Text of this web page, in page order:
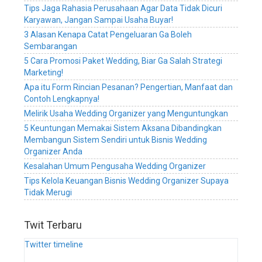
Tips Jaga Rahasia Perusahaan Agar Data Tidak Dicuri
Karyawan, Jangan Sampai Usaha Buyar!
3 Alasan Kenapa Catat Pengeluaran Ga Boleh
Sembarangan
5 Cara Promosi Paket Wedding, Biar Ga Salah Strategi
Marketing!
Apa itu Form Rincian Pesanan? Pengertian, Manfaat dan
Contoh Lengkapnya!
Melirik Usaha Wedding Organizer yang Menguntungkan
5 Keuntungan Memakai Sistem Aksana Dibandingkan
Membangun Sistem Sendiri untuk Bisnis Wedding
Organizer Anda
Kesalahan Umum Pengusaha Wedding Organizer
Tips Kelola Keuangan Bisnis Wedding Organizer Supaya
Tidak Merugi
Twit Terbaru
Twitter timeline
wedding
planner,
sistem
informasi
manajemen
perusahaan
wedding
organizer,
sistem
informasi
manajemen
perusahaan
wedding
service,
sistem
informasi
manajemen
planner,
sistem